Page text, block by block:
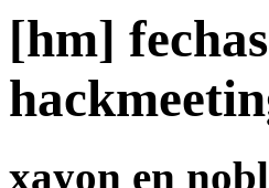
[hm]
xayon en